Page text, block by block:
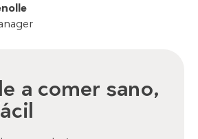
a comer sano,